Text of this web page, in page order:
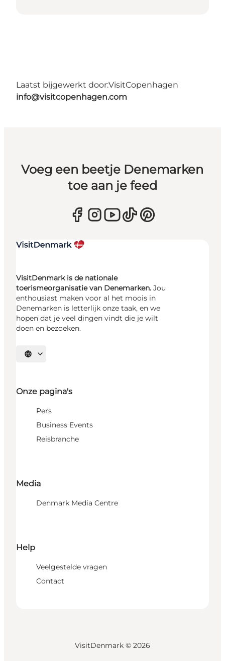
Laatst bijgewerkt door:VisitCopenhagen
info@visitcopenhagen.com
Voeg een beetje Denemarken
toe aan je feed
VisitDenmark is de nationale
toerismeorganisatie van Denemarken. Jou
enthousiast maken voor al het moois in
Denemarken is letterlijk onze taak, en we
hopen dat je veel dingen vindt die je wilt
doen en bezoeken.
Selecteer taal
Onze pagina's
Pers
Business Events
Reisbranche
Media
Denmark Media Centre
Help
Veelgestelde vragen
Contact
VisitDenmark © 2026